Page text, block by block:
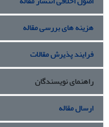
هزینه های بررسی مقاله
فرایند پذیرش مقالات
راهنمای نویسندگان
ارسال مقاله